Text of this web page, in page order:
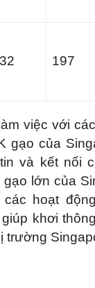
197
việc với
gạo của
và kết nối
lớn của
hoạt
khơi
trường